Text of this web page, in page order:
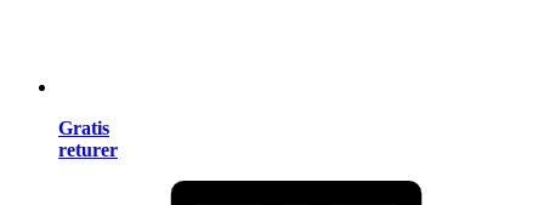
Gratis
returer